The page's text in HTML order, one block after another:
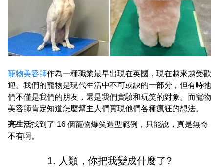
寵物美容師作為一種職業最早出現在英國，現在越來越受歡
迎。我們的寵物是現代生活中不可或缺的一部分，但有時牠
們不僅是我們的朋友，還是我們實驗和玩笑的對象。而寵物
美容師肯定知道怎麼幫主人們實現他們各種瘋狂的想法。
亮生活找到了 16 個寵物爆笑造型範例，只能說，真是無奇
不有啊。
1. 人類，你把我變成什麼了?